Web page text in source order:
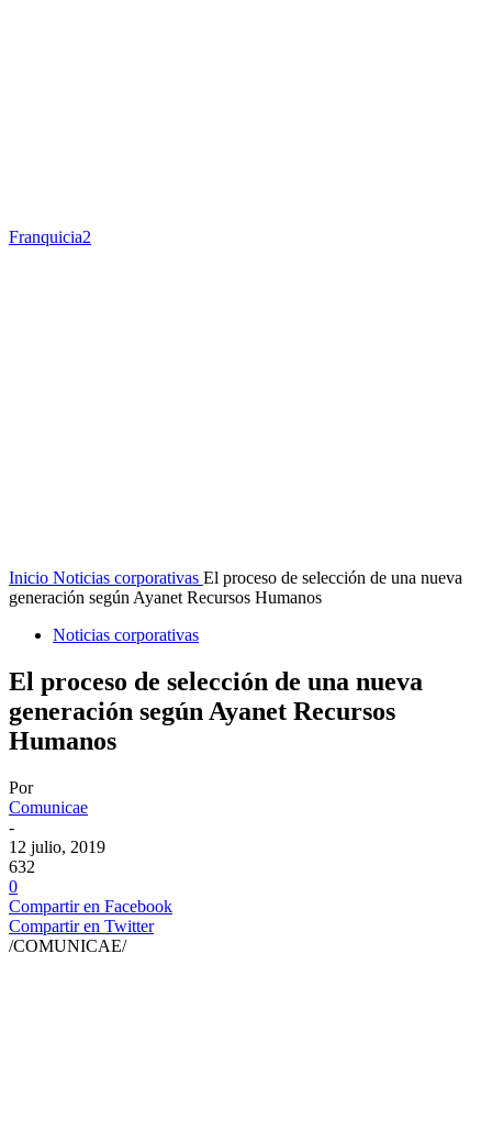
Franquicia2
Inicio Noticias corporativas El proceso de selección de una nueva
generación según Ayanet Recursos Humanos
Noticias corporativas
El proceso de selección de una nueva
generación según Ayanet Recursos
Humanos
Por
Comunicae
-
12 julio, 2019
632
0
Compartir en Facebook
Compartir en Twitter
/COMUNICAE/